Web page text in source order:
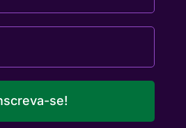
se!